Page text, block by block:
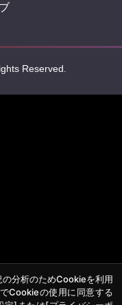
Reserved.
分析のためCookieを利用
Cookieの使用に同意する